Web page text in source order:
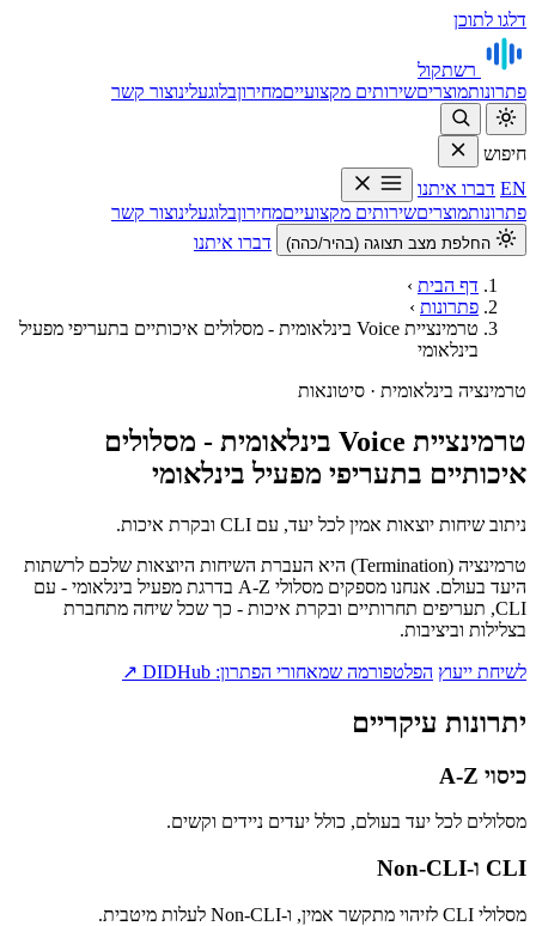
דלגו לתוכן
רשתקול
פתרונותמוצריםשירותים מקצועייםמחירוןבלוגעלינוצור קשר
חיפוש
EN דברו איתנו
פתרונותמוצריםשירותים מקצועייםמחירוןבלוגעלינוצור קשר
החלפת מצב תצוגה (בהיר/כהה) דברו איתנו
דף הבית ›
פתרונות ›
טרמינציית Voice בינלאומית - מסלולים איכותיים בתעריפי מפעיל
בינלאומי
טרמינציה בינלאומית · סיטונאות
טרמינציית Voice בינלאומית - מסלולים
איכותיים בתעריפי מפעיל בינלאומי
ניתוב שיחות יוצאות אמין לכל יעד, עם CLI ובקרת איכות.
טרמינציה (Termination) היא העברת השיחות היוצאות שלכם לרשתות
היעד בעולם. אנחנו מספקים מסלולי A‑Z בדרגת מפעיל בינלאומי - עם
CLI, תעריפים תחרותיים ובקרת איכות - כך שכל שיחה מתחברת
בצלילות וביציבות.
לשיחת ייעוץ הפלטפורמה שמאחורי הפתרון: DIDHub ↗
יתרונות עיקריים
כיסוי A‑Z
מסלולים לכל יעד בעולם, כולל יעדים ניידים וקשים.
CLI ו‑Non‑CLI
מסלולי CLI לזיהוי מתקשר אמין, ו‑Non‑CLI לעלות מיטבית.